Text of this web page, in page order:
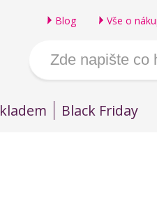
Blog Vše o
Black Friday